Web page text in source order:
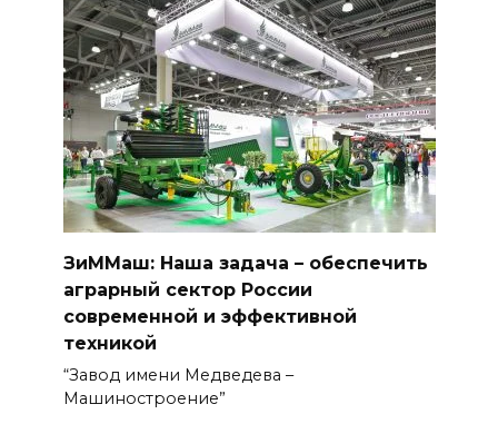
ЗиММаш: Наша задача – обеспечить
аграрный сектор России
современной и эффективной
техникой
“Завод имени Медведева –
Машиностроение”